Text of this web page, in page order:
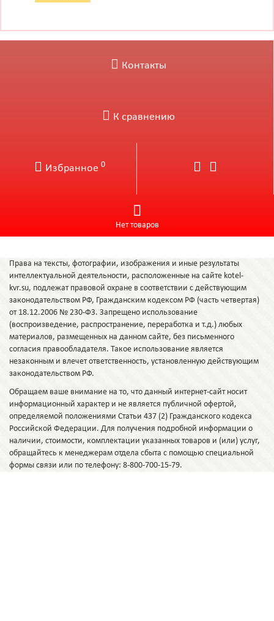
Контакты
К сравнению
Избранное 0
Нет товаров
Права на тексты, фотографии, изображения и иные результаты
интеллектуальной деятельности, расположенные на сайте kotel-
kvr.su, подлежат правовой охране в соответствии с действующим
законодательством РФ, Гражданским кодексом РФ (часть четвертая)
от 18.12.2006 № 230-ФЗ. Запрещено использование
(воспроизведение, распространение, переработка и т.д.) любых
материалов, размещенных на данном сайте, без письменного
согласия правообладателя. Такое использование является
незаконным и влечет ответственность, установленную действующим
законодательством РФ.
Обращаем ваше внимание на то, что данный интернет-сайт носит
информационный характер и не является публичной офертой,
определяемой положениями Статьи 437 (2) Гражданского кодекса
Российской Федерации. Для получения подробной информации о
наличии, стоимости, комплектации указанных товаров и (или) услуг,
обращайтесь к менеджерам отдела сбыта с помощью специальной
формы связи или по телефону: 8-800-700-15-79.